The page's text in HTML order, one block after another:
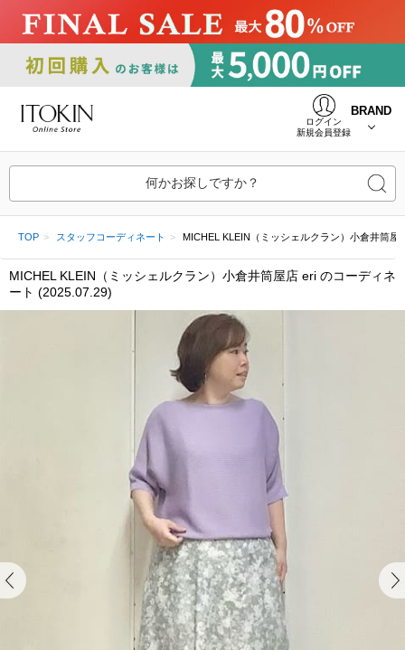
ログイン
新規会員登録
BRAND
何かお探しですか？
TOP スタッフコーディネート MICHEL KLEIN（ミッシェルクラン）小倉井筒屋
MICHEL KLEIN（ミッシェルクラン）小倉井筒屋店 eri のコーディネ
ート (2025.07.29)